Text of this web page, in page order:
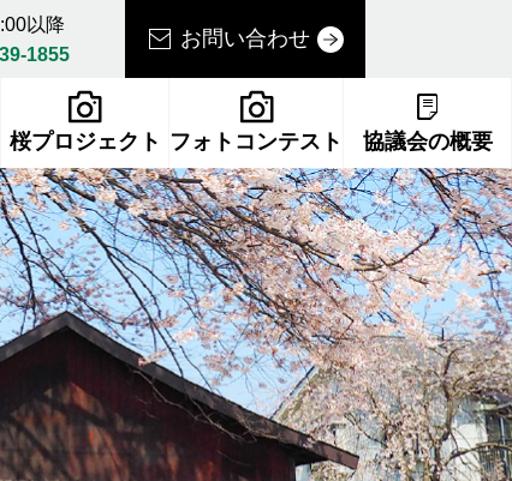
以降
1855
お問い合わせ
桜プロジェクト フォトコンテスト 協議会の概要